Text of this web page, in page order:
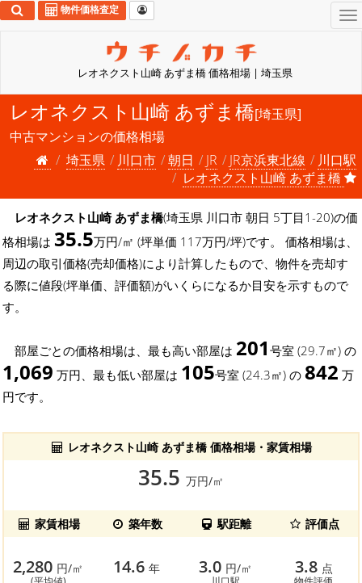
レオネクスト山崎 あずま橋 価格相場 | 埼玉県
物件価格査定
レオネクスト山崎 あずま橋[埼玉県]
中古マンションの価格相場
埼玉県
川口市 朝日 JR JR京浜東北線
川口駅
レオネクスト山崎 あずま橋
レオネクスト山崎 あずま橋(埼玉県 川口市 朝日 5丁目1-20)の価
格相場は 35.5万円/㎡ (坪単価 117万円/坪)です。 価格相場は、
周辺の取引価格(売却価格)により計算したもので、物件を売却す
る際に値段(坪単価、評価額)がいくらになるか目安を示すもので
す。
部屋ごとの価格相場は、最も高い部屋は 201 号室 (29.7㎡) の
1,069 万円、最も低い部屋は 105号室 (24.3㎡) の 842 万
円です。
レオネクスト山崎 あずま橋 価格相場・家賃相場
35.5 万円/㎡
家賃相場 築年数 駅距離 評価点
2,280 円/㎡ 14.6年 3.0 円/㎡ 3.8 点